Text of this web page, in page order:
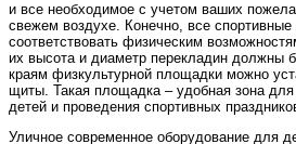
и все необходимое с учетом ваших
свежем воздухе. Конечно, все
соответствовать физическим
их высота и диаметр перекладин должны
краям физкультурной площадки можно
щиты. Такая площадка – удобная зона для
детей и проведения спортивных
Уличное современное оборудование для